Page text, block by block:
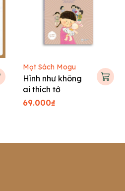
Mọt Sách Mogu
Hình như không
ai thích tớ
69.000₫